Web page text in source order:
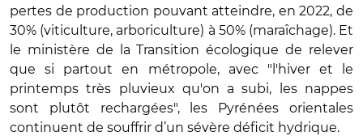
pertes de production pouvant atteindre, en 2022, de
30% (viticulture, arboriculture) à 50% (maraîchage). Et
le ministère de la Transition écologique de relever
que si partout en métropole, avec "l'hiver et le
printemps très pluvieux qu'on a subi, les nappes
sont plutôt rechargées", les Pyrénées orientales
continuent de souffrir d’un sévère déficit hydrique.